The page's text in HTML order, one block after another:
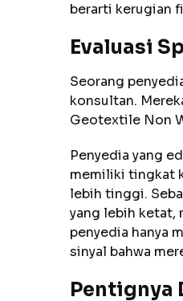
berarti kerugian
Evaluasi
Seorang
konsultan.
Geotextile Non
Penyedia yang
memiliki tingkat
lebih tinggi.
yang lebih ketat,
penyedia hanya
sinyal bahwa
Pentignya